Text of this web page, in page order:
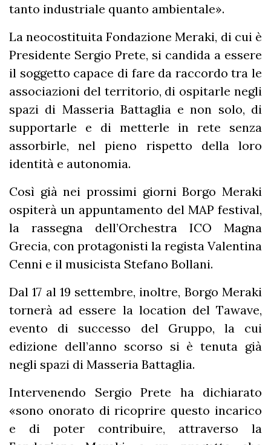
tanto industriale quanto ambientale».
La neocostituita Fondazione Meraki, di cui è
Presidente Sergio Prete, si candida a essere
il soggetto capace di fare da raccordo tra le
associazioni del territorio, di ospitarle negli
spazi di Masseria Battaglia e non solo, di
supportarle e di metterle in rete senza
assorbirle, nel pieno rispetto della loro
identità e autonomia.
Così già nei prossimi giorni Borgo Meraki
ospiterà un appuntamento del MAP festival,
la rassegna dell’Orchestra ICO Magna
Grecia, con protagonisti la regista Valentina
Cenni e il musicista Stefano Bollani.
Dal 17 al 19 settembre, inoltre, Borgo Meraki
tornerà ad essere la location del Tawave,
evento di successo del Gruppo, la cui
edizione dell’anno scorso si è tenuta già
negli spazi di Masseria Battaglia.
Intervenendo Sergio Prete ha dichiarato
«sono onorato di ricoprire questo incarico
e di poter contribuire, attraverso la